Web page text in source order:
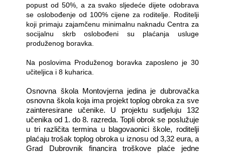
popust od 50%, a za svako sljedeće dijete odobrava
se oslobođenje od 100% cijene za roditelje. Roditelji
koji primaju zajamčenu minimalnu naknadu Centra za
socijalnu skrb oslobođeni su plaćanja usluge
produženog boravka.
Na poslovima Produženog boravka zaposleno je 30
učiteljica i 8 kuharica.
Osnovna škola Montovjerna jedina je dubrovačka
osnovna škola koja ima projekt toplog obroka za sve
zainteresirane učenike. U projektu sudjeluju 132
učenika od 1. do 8. razreda. Topli obrok se poslužuje
u tri različita termina u blagovaonici škole, roditelji
plaćaju trošak toplog obroka u iznosu od 3,32 eura, a
Grad Dubrovnik financira troškove plaće jedne